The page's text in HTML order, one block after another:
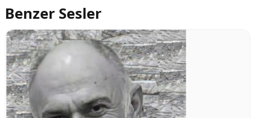
Benzer Sesler